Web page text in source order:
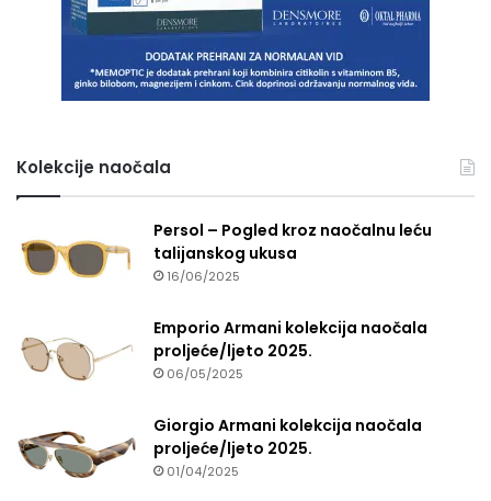
Kolekcije naočala
Persol – Pogled kroz naočalnu leću
talijanskog ukusa
16/06/2025
Emporio Armani kolekcija naočala
proljeće/ljeto 2025.
06/05/2025
Giorgio Armani kolekcija naočala
proljeće/ljeto 2025.
01/04/2025